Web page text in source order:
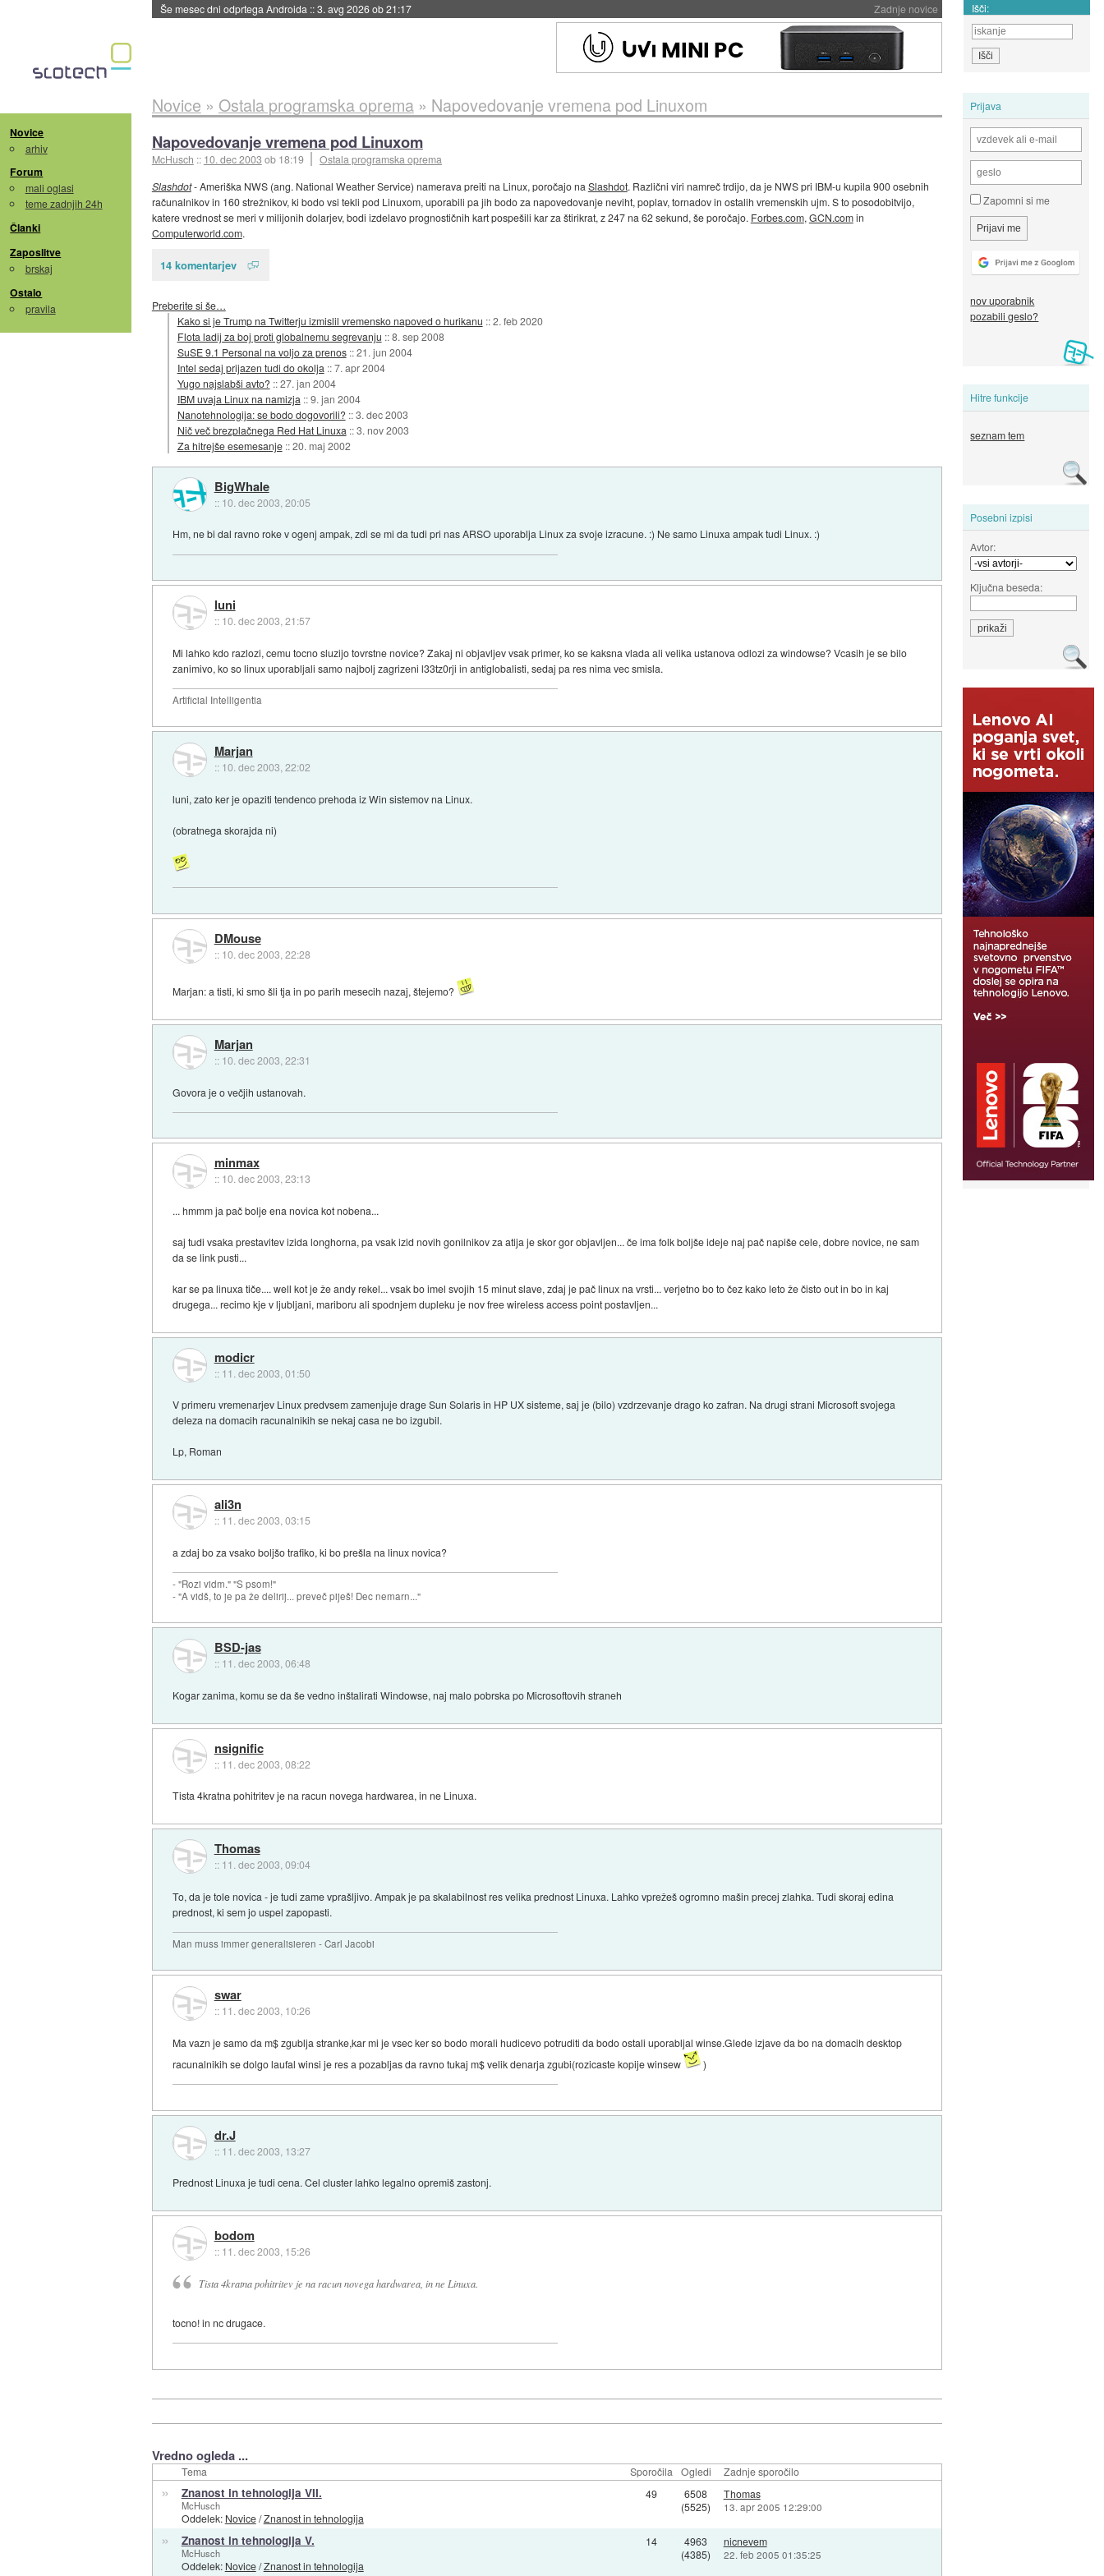
Zadnje novice
Še mesec dni odprtega Androida ::3. avg 2026 ob 21:17 Išči:
Novice
arhiv
Forum
mali oglasi
teme zadnjih 24h
Članki
Zaposlitve
brskaj
Ostalo
pravila
Prijava
Zapomni si me
nov uporabnik
pozabili geslo?
Hitre funkcije
seznam tem
Posebni izpisi
Avtor:
Ključna beseda:
Novice » Ostala programska oprema» Napovedovanje vremena pod Linuxom
Napovedovanje vremena pod Linuxom
McHusch :: 10. dec 2003 ob 18:19
Ostala programska oprema
Slashdot- Ameriška NWS (ang. National Weather Service) namerava preiti na Linux, poročajo na Slashdot. Različni viri namreč trdijo, da je NWS pri IBM-u kupila 900 osebnih
računalnikov in 160 strežnikov, ki bodo vsi tekli pod Linuxom, uporabili pa jih bodo za napovedovanje neviht, poplav, tornadov in ostalih vremenskih ujm. S to posodobitvijo,
katere vrednost se meri v milijonih dolarjev, bodi izdelavo prognostičnih kart pospešili kar za štirikrat, z 247 na 62 sekund, še poročajo. Forbes.com, GCN.comin
Computerworld.com.
14 komentarjev
Preberite si še…
Kako si je Trump na Twitterju izmislil vremensko napoved o hurikanu ::2. feb 2020
Flota ladij za boj proti globalnemu segrevanju ::8. sep 2008
SuSE 9.1 Personal na voljo za prenos ::21. jun 2004
Intel sedaj prijazen tudi do okolja ::7. apr 2004
Yugo najslabši avto? ::27. jan 2004
IBM uvaja Linux na namizja ::9. jan 2004
Nanotehnologija: se bodo dogovorili? ::3. dec 2003
Nič več brezplačnega Red Hat Linuxa ::3. nov 2003
Za hitrejše esemesanje ::20. maj 2002
BigWhale
:: 10. dec 2003, 20:05
Hm, ne bi dal ravno roke v ogenj ampak, zdi se mi da tudi pri nas ARSO uporablja Linux za svoje izracune. :) Ne samo Linuxa ampak tudi Linux. :)
luni
:: 10. dec 2003, 21:57
Mi lahko kdo razlozi, cemu tocno sluzijo tovrstne novice? Zakaj ni objavljev vsak primer, ko se kaksna vlada ali velika ustanova odlozi za windowse? Vcasih je se bilo
zanimivo, ko so linux uporabljali samo najbolj zagrizeni l33tz0rji in antiglobalisti, sedaj pa res nima vec smisla.
Artificial Intelligentia
Marjan
:: 10. dec 2003, 22:02
luni, zato ker je opaziti tendenco prehoda iz Win sistemov na Linux.
(obratnega skorajda ni)
DMouse
:: 10. dec 2003, 22:28
Marjan: a tisti, ki smo šli tja in po parih mesecih nazaj, štejemo?
Marjan
:: 10. dec 2003, 22:31
Govora je o večjih ustanovah.
minmax
:: 10. dec 2003, 23:13
... hmmm ja pač bolje ena novica kot nobena...
saj tudi vsaka prestavitev izida longhorna, pa vsak izid novih gonilnikov za atija je skor gor objavljen... če ima folk boljše ideje naj pač napiše cele, dobre novice, ne sam
da se link pusti...
kar se pa linuxa tiče.... well kot je že andy rekel... vsak bo imel svojih 15 minut slave, zdaj je pač linux na vrsti... verjetno bo to čez kako leto že čisto out in bo in kaj
drugega... recimo kje v ljubljani, mariboru ali spodnjem dupleku je nov free wireless access point postavljen...
modicr
:: 11. dec 2003, 01:50
V primeru vremenarjev Linux predvsem zamenjuje drage Sun Solaris in HP UX sisteme, saj je (bilo) vzdrzevanje drago ko zafran. Na drugi strani Microsoft svojega
deleza na domacih racunalnikih se nekaj casa ne bo izgubil.
Lp, Roman
ali3n
:: 11. dec 2003, 03:15
a zdaj bo za vsako boljšo trafiko, ki bo prešla na linux novica?
- "Rozi vidm." "S psom!"
- "A vidš, to je pa že delirij... preveč piješ! Dec nemarn..."
BSD-jas
:: 11. dec 2003, 06:48
Kogar zanima, komu se da še vedno inštalirati Windowse, naj malo pobrska po Microsoftovih straneh
nsignific
:: 11. dec 2003, 08:22
Tista 4kratna pohitritev je na racun novega hardwarea, in ne Linuxa.
Thomas
:: 11. dec 2003, 09:04
To, da je tole novica - je tudi zame vprašljivo. Ampak je pa skalabilnost res velika prednost Linuxa. Lahko vprežeš ogromno mašin precej zlahka. Tudi skoraj edina
prednost, ki sem jo uspel zapopasti.
Man muss immer generalisieren - Carl Jacobi
swar
:: 11. dec 2003, 10:26
Ma vazn je samo da m$ zgublja stranke,kar mi je vsec ker so bodo morali hudicevo potruditi da bodo ostali uporabljal winse.Glede izjave da bo na domacih desktop
racunalnikih se dolgo laufal winsi je res a pozabljas da ravno tukaj m$ velik denarja zgubi(rozicaste kopije winsew
)
dr.J
:: 11. dec 2003, 13:27
Prednost Linuxa je tudi cena. Cel cluster lahko legalno opremiš zastonj.
bodom
:: 11. dec 2003, 15:26
Tista 4kratna pohitritev je na racun novega hardwarea, in ne Linuxa.
tocno! in nc drugace.
Vredno ogleda ...
Tema Sporočila Ogledi Zadnje sporočilo
» Znanost in tehnologija VII.
McHusch
Oddelek: Novice/Znanost in tehnologija
49
6508
(5525)
Thomas
13. apr 2005 12:29:00
» Znanost in tehnologija V.
McHusch
Oddelek: Novice/Znanost in tehnologija
14
4963
(4385)
nicnevem
22. feb 2005 01:35:25